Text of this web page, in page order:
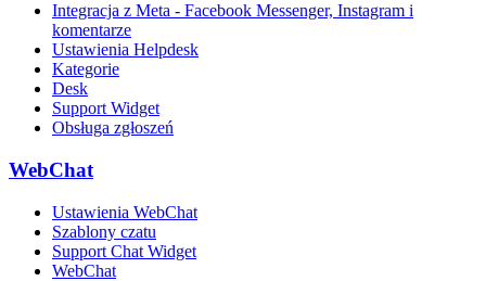
Integracja z Meta - Facebook Messenger, Instagram i
komentarze
Ustawienia Helpdesk
Kategorie
Desk
Support Widget
Obsługa zgłoszeń
WebChat
Ustawienia WebChat
Szablony czatu
Support Chat Widget
WebChat